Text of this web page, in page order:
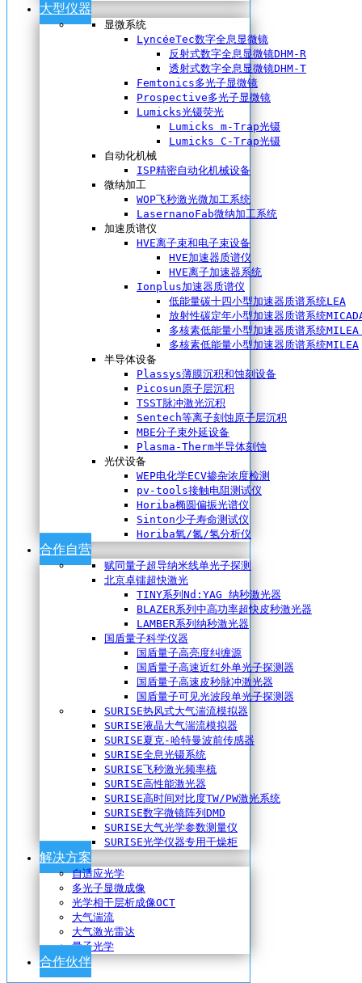
大型仪器
显微系统
LyncéeTec数字全息显微镜
反射式数字全息显微镜DHM-R
透射式数字全息显微镜DHM-T
Femtonics多光子显微镜
Prospective多光子显微镜
Lumicks光镊荧光
Lumicks m-Trap光镊
Lumicks C-Trap光镊
自动化机械
ISP精密自动化机械设备
微纳加工
WOP飞秒激光微加工系统
LasernanoFab微纳加工系统
加速质谱仪
HVE离子束和电子束设备
HVE加速器质谱仪
HVE离子加速器系统
Ionplus加速器质谱仪
低能量碳十四小型加速器质谱系统LEA
放射性碳定年小型加速器质谱系统
多核素低能量小型加速器质谱系统
多核素低能量小型加速器质谱系统MILEA
半导体设备
Plassys薄膜沉积和蚀刻设备
Picosun原子层沉积
TSST脉冲激光沉积
Sentech等离子刻蚀原子层沉积
MBE分子束外延设备
Plasma-Therm半导体刻蚀
光伏设备
WEP电化学ECV掺杂浓度检测
pv-tools接触电阻测试仪
Horiba椭圆偏振光谱仪
Sinton少子寿命测试仪
Horiba氧/氮/氢分析仪
合作自营
赋同量子超导纳米线单光子探测
北京卓镭超快激光
TINY系列Nd:YAG 纳秒激光器
BLAZER系列中高功率超快皮秒激光器
LAMBER系列纳秒激光器
国盾量子科学仪器
国盾量子高亮度纠缠源
国盾量子高速近红外单光子探测器
国盾量子高速皮秒脉冲激光器
国盾量子可见光波段单光子探测器
SURISE热风式大气湍流模拟器
SURISE液晶大气湍流模拟器
SURISE夏克-哈特曼波前传感器
SURISE全息光镊系统
SURISE飞秒激光频率梳
SURISE高性能激光器
SURISE高时间对比度TW/PW激光系统
SURISE数字微镜阵列DMD
SURISE大气光学参数测量仪
SURISE光学仪器专用干燥柜
解决方案
自适应光学
多光子显微成像
光学相干层析成像OCT
大气湍流
大气激光雷达
量子光学
合作伙伴